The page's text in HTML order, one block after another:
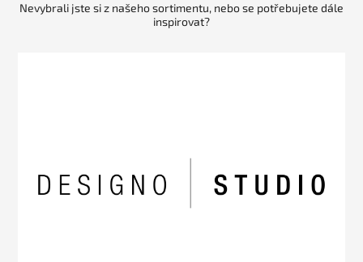
Nevybrali jste si z našeho sortimentu, nebo se potřebujete dále
inspirovat?